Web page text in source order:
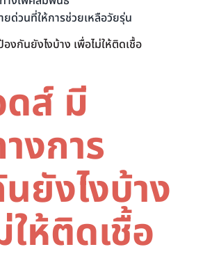
ยด่วนที่ให้การช่วยเหลือวัยรุ่น
งกันยังไงบ้าง เพื่อไม่ให้ติดเชื้อ
ดส์ มี
งการ
ยังไงบ้าง
ให้ติดเชื้อ